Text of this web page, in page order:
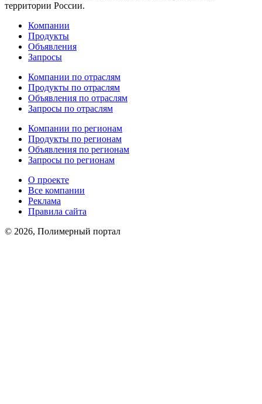
территории России.
Компании
Продукты
Объявления
Запросы
Компании по отраслям
Продукты по отраслям
Объявления по отраслям
Запросы по отраслям
Компании по регионам
Продукты по регионам
Объявления по регионам
Запросы по регионам
О проекте
Все компании
Реклама
Правила сайта
© 2026, Полимерный портал